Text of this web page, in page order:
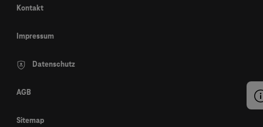
Kontakt
Impressum
Datenschutz
AGB
Sitemap